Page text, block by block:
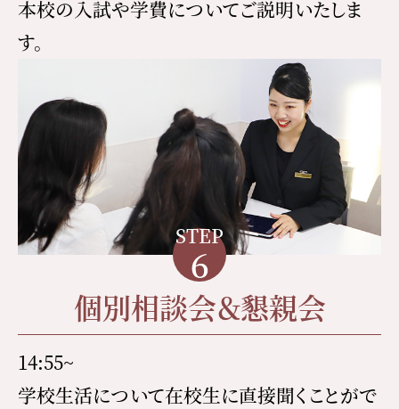
本校の入試や学費についてご説明いたしま
す。
STEP
6
個別相談会＆懇親会
14:55~
学校生活について在校生に直接聞くことがで